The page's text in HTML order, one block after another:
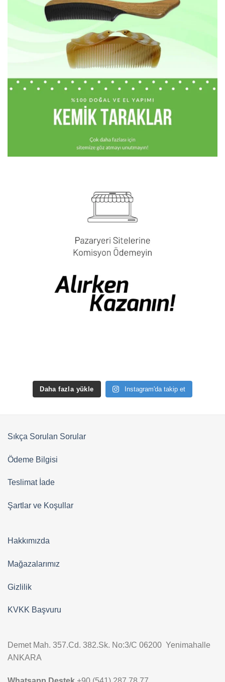
Daha fazla yükle Instagram'da takip et
Sıkça Sorulan Sorular
Ödeme Bilgisi
Teslimat İade
Şartlar ve Koşullar
Hakkımızda
Mağazalarımız
Gizlilik
KVKK Başvuru
Demet Mah. 357.Cd. 382.Sk. No:3/C 06200 Yenimahalle
ANKARA